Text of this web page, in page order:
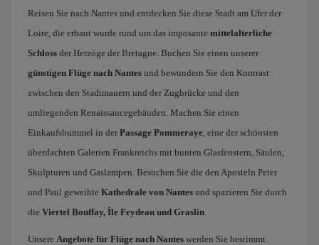
Reisen Sie nach Nantes und entdecken Sie diese Stadt am Ufer der
Loire, die erbaut wurde rund um das imposante mittelalterliche
Schloss der Herzöge der Bretagne. Buchen Sie einen unserer
günstigen Flüge nach Nantes und bewundern Sie den Kontrast
zwischen den Stadtmauern und der Zugbrücke und den
umliegenden Renaissancegebäuden. Machen Sie einen
Einkaufsbummel in der Passage Pommeraye, eine der schönsten
überdachten Galerien Frankreichs mit bunten Glasfenstern, Säulen,
Skulpturen und Gaslampen. Besuchen Sie die den Aposteln Peter
und Paul geweihte Kathedrale von Nantes und spazieren Sie durch
die Viertel Bouffay, Île Feydeau und Graslin.
Unsere Angebote für Flüge nach Nantes werden Sie bestimmt